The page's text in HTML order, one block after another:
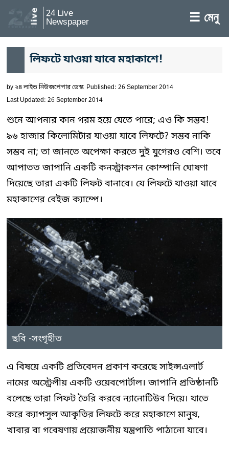
24 Live
Newspaper ☰ মেনু
লিফটে যাওয়া যাবে মহাকাশে!
by২৪ লাইভ নিউজপেপার ডেস্ক Published: 26 September 2014
Last Updated: 26 September 2014
শুনে আপনার কান গরম হয়ে যেতে পারে; এও কি সম্ভব!
৯৬ হাজার কিলোমিটার যাওয়া যাবে লিফটে? সম্ভব নাকি
সম্ভব না; তা জানতে অপেক্ষা করতে দুই যুগেরও বেশি। তবে
আপাতত জাপানি একটি কনস্ট্রাকশন কোম্পানি ঘোষণা
দিয়েছে তারা একটি লিফট বানাবে। যে লিফটে যাওয়া যাবে
মহাকাশের বেইজ ক্যাম্পে।
ছবি -সংগৃহীত
এ বিষয়ে একটি প্রতিবেদন প্রকাশ করেছে সাইন্সএলার্ট
নামের অস্ট্রেলীয় একটি ওয়েবপোর্টাল। জাপানি প্রতিষ্ঠানটি
বলেছে তারা লিফট তৈরি করবে ন্যানোটিউব দিয়ে। যাতে
করে ক্যাপসুল আকৃতির লিফটে করে মহাকাশে মানুষ,
খাবার বা গবেষণায় প্রয়োজনীয় যন্ত্রপাতি পাঠানো যাবে।